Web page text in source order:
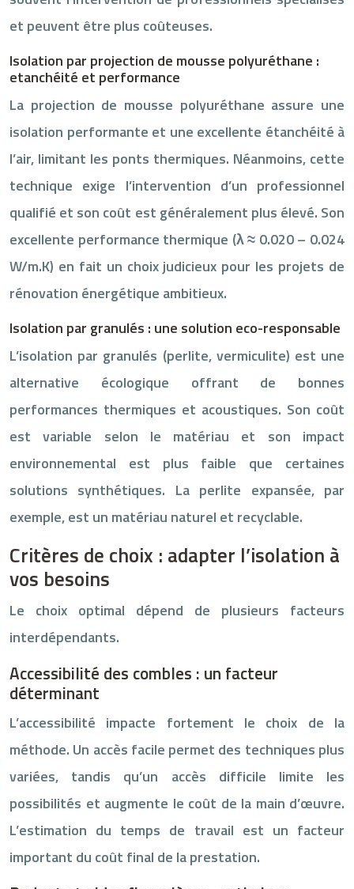
et peuvent être plus coûteuses.
Isolation par projection de mousse polyuréthane :
etanchéité et performance
La projection de mousse polyuréthane assure une
isolation performante et une excellente étanchéité à
l’air, limitant les ponts thermiques. Néanmoins, cette
technique exige l’intervention d’un professionnel
qualifié et son coût est généralement plus élevé. Son
excellente performance thermique (λ ≈ 0.020 – 0.024
W/m.K) en fait un choix judicieux pour les projets de
rénovation énergétique ambitieux.
Isolation par granulés : une solution eco-responsable
L’isolation par granulés (perlite, vermiculite) est une
alternative écologique offrant de bonnes
performances thermiques et acoustiques. Son coût
est variable selon le matériau et son impact
environnemental est plus faible que certaines
solutions synthétiques. La perlite expansée, par
exemple, est un matériau naturel et recyclable.
Critères de choix : adapter l’isolation à
vos besoins
Le choix optimal dépend de plusieurs facteurs
interdépendants.
Accessibilité des combles : un facteur
déterminant
L’accessibilité impacte fortement le choix de la
méthode. Un accès facile permet des techniques plus
variées, tandis qu’un accès difficile limite les
possibilités et augmente le coût de la main d’œuvre.
L’estimation du temps de travail est un facteur
important du coût final de la prestation.